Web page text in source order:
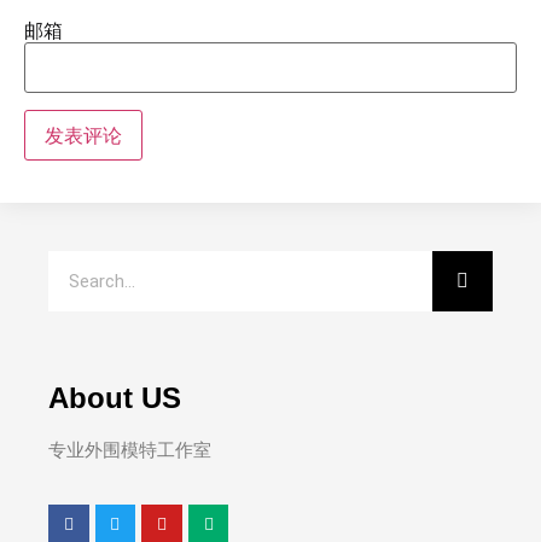
邮箱
About US
专业外围模特工作室